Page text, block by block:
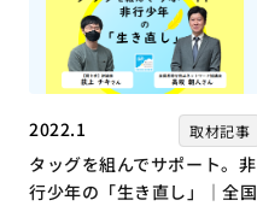
2022.1 取材記事
タッグを組んでサポート。非
行少年の「生き直し」｜全国